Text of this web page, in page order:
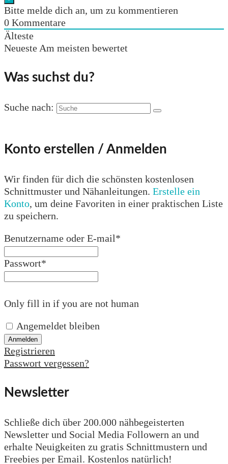
Bitte melde dich an, um zu kommentieren
0 Kommentare
Älteste
Neueste Am meisten bewertet
Was suchst du?
Suche nach:
Konto erstellen / Anmelden
Wir finden für dich die schönsten kostenlosen
Schnittmuster und Nähanleitungen. Erstelle ein
Konto, um deine Favoriten in einer praktischen Liste
zu speichern.
Benutzername oder E-mail*
Passwort*
Only fill in if you are not human
Angemeldet bleiben
Registrieren
Passwort vergessen?
Newsletter
Schließe dich über 200.000 nähbegeisterten
Newsletter und Social Media Followern an und
erhalte Neuigkeiten zu gratis Schnittmustern und
Freebies per Email. Kostenlos natürlich!